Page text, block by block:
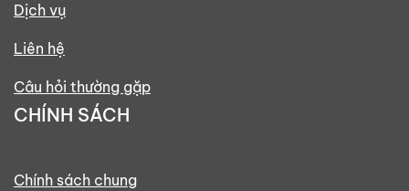
Dịch vụ
Liên hệ
Câu hỏi thường gặp
CHÍNH SÁCH
Chính sách chung